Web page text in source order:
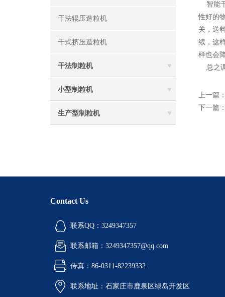
干法辊压造粒机
干式挤压造粒机
干法制粒机
小型制粒机
生产型制粒机
智能干
性好的
关，送
续，这
样也会
总之
上一篇
下一篇
Contact Us
联系QQ：3249347357
联系邮箱：3249347357@qq.com
传真：86-0311-82239332
联系地址：石家庄市鹿泉区绿岛开发区